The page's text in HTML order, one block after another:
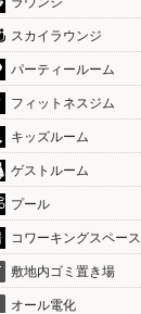
スカイラウンジ
パーティールーム
フィットネスジム
キッズルーム
ゲストルーム
プール
コワーキングスペース
敷地内ゴミ置き場
オール電化